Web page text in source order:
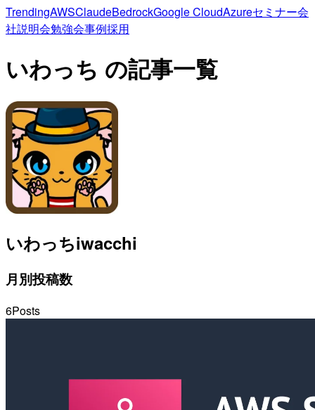
TrendingAWSClaudeBedrockGoogle CloudAzureセミナー会
社説明会勉強会事例採用
いわっち の記事一覧
いわっちiwacchi
月別投稿数
6Posts